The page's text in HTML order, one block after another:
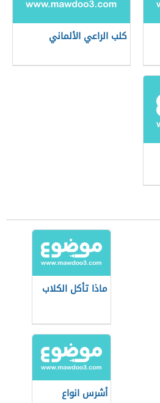
كلب الراعي الألماني
ماذا تأكل الكلاب
أشرس انواع